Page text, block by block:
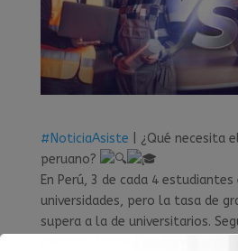
#NoticiaAsiste | ¿Qué necesita
peruano?
En Perú, 3 de cada 4
universidades, pero la tasa de
supera a la de universitarios.